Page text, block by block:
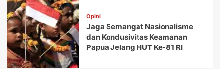
Opini
Jaga Semangat Nasionalisme
dan Kondusivitas Keamanan
Papua Jelang HUT Ke-81 RI